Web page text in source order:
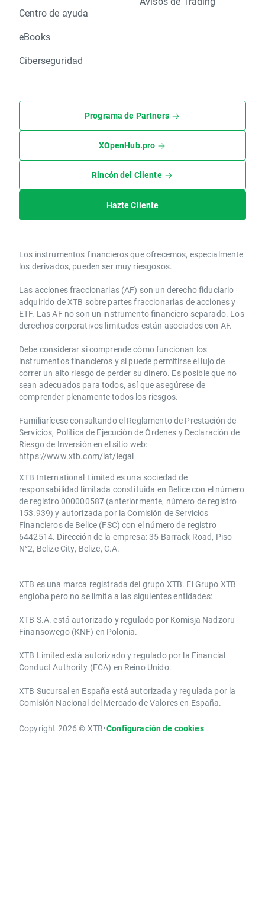
Centro de ayuda
eBooks
Ciberseguridad
Programa de Partners
XOpenHub.pro
Rincón del Cliente
Hazte Cliente
Los instrumentos financieros que ofrecemos, especialmente
los derivados, pueden ser muy riesgosos.
Las acciones fraccionarias (AF) son un derecho fiduciario
adquirido de XTB sobre partes fraccionarias de acciones y
ETF. Las AF no son un instrumento financiero separado. Los
derechos corporativos limitados están asociados con AF.
Debe considerar si comprende cómo funcionan los
instrumentos financieros y si puede permitirse el lujo de
correr un alto riesgo de perder su dinero. Es posible que no
sean adecuados para todos, así que asegúrese de
comprender plenamente todos los riesgos.
Familiarícese consultando el Reglamento de Prestación de
Servicios, Política de Ejecución de Órdenes y Declaración de
Riesgo de Inversión en el sitio web:
https://www.xtb.com/lat/legal
XTB International Limited es una sociedad de
responsabilidad limitada constituida en Belice con el número
de registro 000000587 (anteriormente, número de registro
153.939) y autorizada por la Comisión de Servicios
Financieros de Belice (FSC) con el número de registro
6442514. Dirección de la empresa: 35 Barrack Road, Piso
N°2, Belize City, Belize, C.A.
​​XTB es una marca registrada del grupo XTB. El Grupo XTB
engloba pero no se limita a las siguientes entidades:
XTB S.A.​ está autorizado y regulado por Komisja Nadzoru
Finansowego (KNF) ​en Polonia.
XTB Limited ​está autorizado y regulado por la ​Financial
Conduct Authority ​(FCA) en ​​Reino Unido.
XTB Sucursal en España está autorizada y regulada por la
Comisión Nacional del Mercado de Valores en España.
Copyright 2026 © XTB•Configuración de cookies